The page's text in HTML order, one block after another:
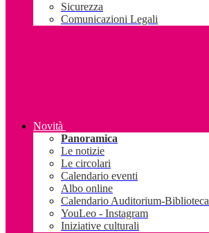
Sicurezza
Comunicazioni Legali
Novità
Panoramica
Le notizie
Le circolari
Calendario eventi
Albo online
Calendario Auditorium-Biblioteca
YouLeo - Instagram
Iniziative culturali